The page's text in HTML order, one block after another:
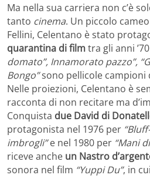
Ma nella sua carriera non c’è
tanto cinema. Un piccolo
Fellini, Celentano è stato
quarantina di filmtra gli anni ’70
domato”, Innamorato pazzo”,
Bongo”sono pellicole campioni
Nelle proiezioni, Celentano è
racconta di non recitare ma
Conquista due David di
protagonista nel 1976 per
imbrogli”e nel 1980 per “Mani
riceve anche un Nastro
sonora nel film “Yuppi Du”, in